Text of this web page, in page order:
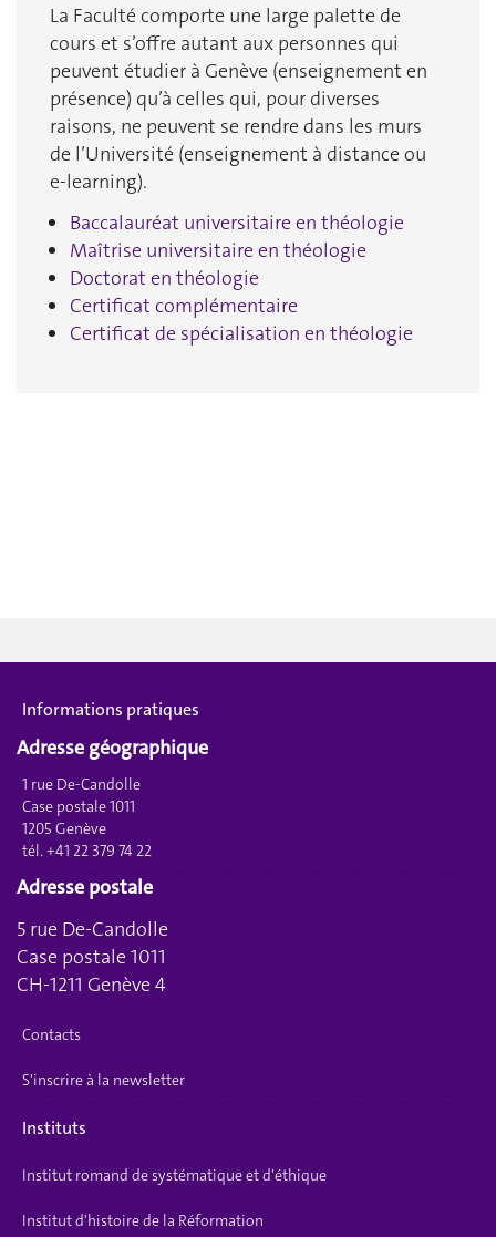
La Faculté comporte une large palette de
cours et s’offre autant aux personnes qui
peuvent étudier à Genève (enseignement en
présence) qu’à celles qui, pour diverses
raisons, ne peuvent se rendre dans les murs
de l’Université (enseignement à distance ou
e-learning).
Baccalauréat universitaire en théologie
Maîtrise universitaire en théologie
Doctorat en théologie
Certificat complémentaire
Certificat de spécialisation en théologie
Informations pratiques
Adresse géographique
1 rue De-Candolle
Case postale 1011
1205 Genève
tél. +41 22 379 74 22
Adresse postale
5 rue De-Candolle
Case postale 1011
CH-1211 Genève 4
Contacts
S'inscrire à la newsletter
Instituts
Institut romand de systématique et d'éthique
Institut d'histoire de la Réformation